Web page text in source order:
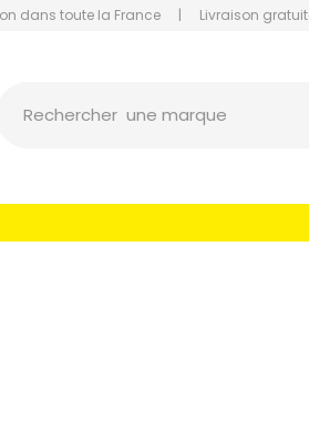
dans toute la France | Livraison
Rechercher
un conseil